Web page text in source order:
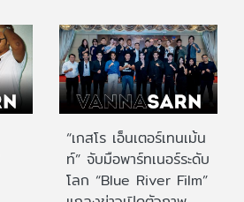
“เกสโร เอ็นเตอร์เทนเม้น
ท์” จับมือพาร์ทเนอร์ระดับ
โลก “Blue River Film”